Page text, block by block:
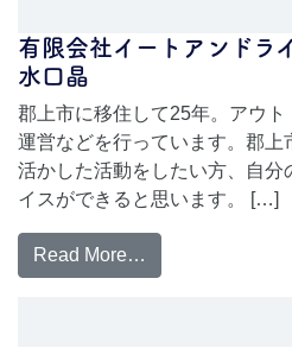
有限会社イートアンド
水口晶
郡上市に移住して25年。アウ
運営などを行っています。郡上
活かした活動をしたい方、自
イスができると思います。 […]
Read More…